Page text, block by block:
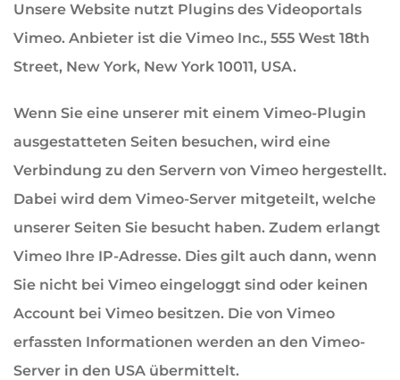
Unsere Website nutzt Plugins des Videoportals
Vimeo. Anbieter ist die Vimeo Inc., 555 West 18th
Street, New York, New York 10011, USA.
Wenn Sie eine unserer mit einem Vimeo-Plugin
ausgestatteten Seiten besuchen, wird eine
Verbindung zu den Servern von Vimeo hergestellt.
Dabei wird dem Vimeo-Server mitgeteilt, welche
unserer Seiten Sie besucht haben. Zudem erlangt
Vimeo Ihre IP-Adresse. Dies gilt auch dann, wenn
Sie nicht bei Vimeo eingeloggt sind oder keinen
Account bei Vimeo besitzen. Die von Vimeo
erfassten Informationen werden an den Vimeo-
Server in den USA übermittelt.